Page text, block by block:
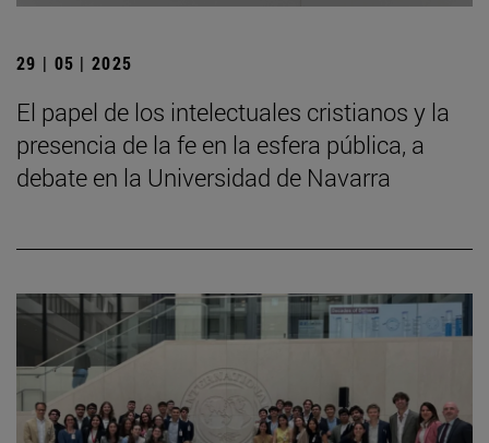
29 | 05 | 2025
El papel de los intelectuales cristianos y la
presencia de la fe en la esfera pública, a
debate en la Universidad de Navarra